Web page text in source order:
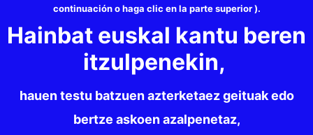
continuación o haga clic en la parte superior ).
Hainbat euskal kantu beren
itzulpenekin,
hauen testu batzuen azterketaez geituak edo
bertze askoen azalpenetaz,